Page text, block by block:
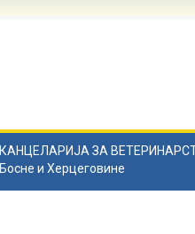
КАНЦЕЛАРИЈА ЗА
Босне и Херцеговине